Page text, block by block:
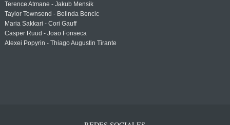
Terence Atmane - Jakub Mensik
Taylor Townsend - Belinda Bencic
Maria Sakkari - Cori Gauff
Casper Ruud - Joao Fonseca
Alexei Popyrin - Thiago Augustin Tirante